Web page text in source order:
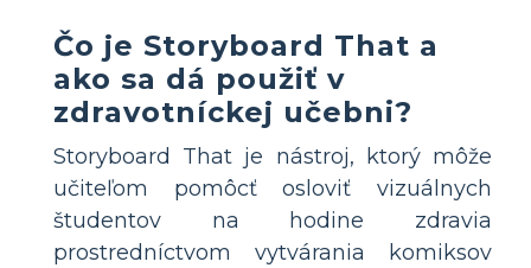
Čo je Storyboard That a
ako sa dá použiť v
zdravotníckej učebni?
Storyboard That je nástroj, ktorý môže
učiteľom pomôcť osloviť vizuálnych
študentov na hodine zdravia
prostredníctvom vytvárania komiksov